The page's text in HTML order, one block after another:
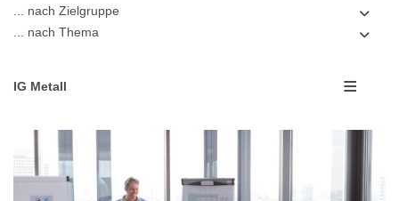
... nach Zielgruppe
... nach Thema
IG Metall